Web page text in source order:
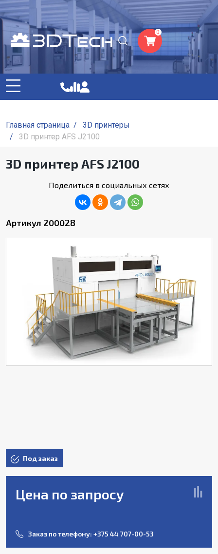
0
Главная страница /
3D принтеры
/
3D принтер AFS J2100
3D принтер AFS J2100
Поделиться в социальных сетях
Артикул 200028
Под заказ
Цена по запросу
Заказ по телефону: +375 44 707-00-53